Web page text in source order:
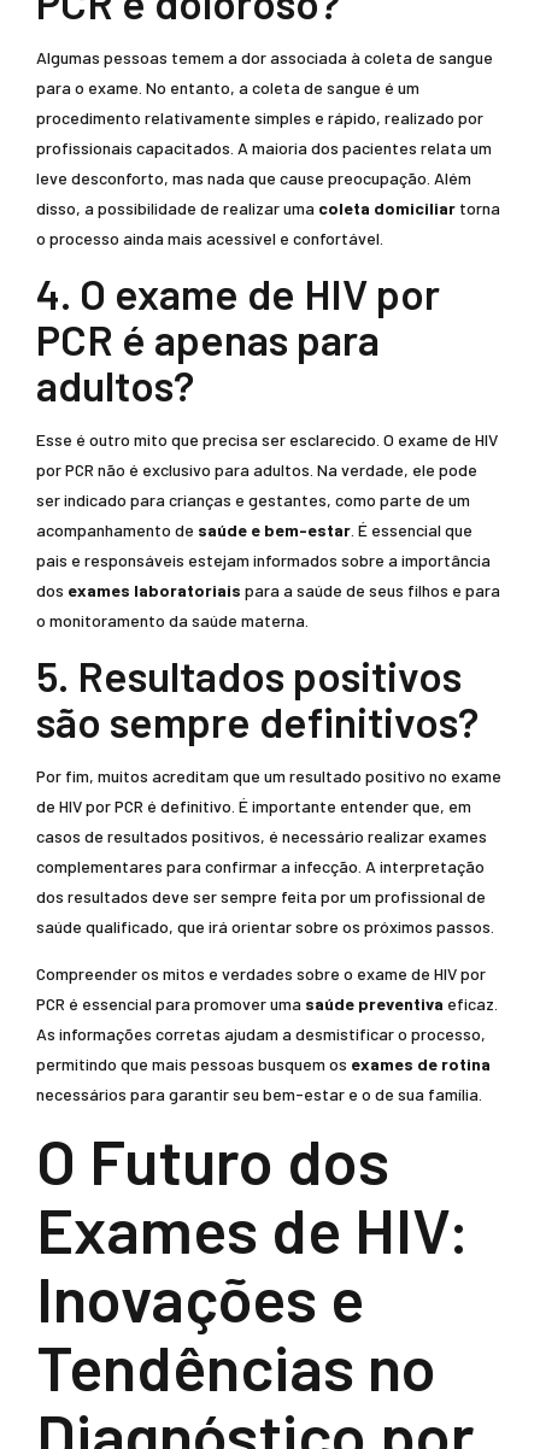
Algumas pessoas temem a dor associada à coleta de sangue
para o exame. No entanto, a coleta de sangue é um
procedimento relativamente simples e rápido, realizado por
profissionais capacitados. A maioria dos pacientes relata um
leve desconforto, mas nada que cause preocupação. Além
disso, a possibilidade de realizar uma coleta domiciliar torna
o processo ainda mais acessível e confortável.
4. O exame de HIV por
PCR é apenas para
adultos?
Esse é outro mito que precisa ser esclarecido. O exame de HIV
por PCR não é exclusivo para adultos. Na verdade, ele pode
ser indicado para crianças e gestantes, como parte de um
acompanhamento de saúde e bem-estar . É essencial que
pais e responsáveis estejam informados sobre a importância
dos exames laboratoriais para a saúde de seus filhos e para
o monitoramento da saúde materna.
5. Resultados positivos
são sempre definitivos?
Por fim, muitos acreditam que um resultado positivo no exame
de HIV por PCR é definitivo. É importante entender que, em
casos de resultados positivos, é necessário realizar exames
complementares para confirmar a infecção. A interpretação
dos resultados deve ser sempre feita por um profissional de
saúde qualificado, que irá orientar sobre os próximos passos.
Compreender os mitos e verdades sobre o exame de HIV por
PCR é essencial para promover uma saúde preventiva eficaz.
As informações corretas ajudam a desmistificar o processo,
permitindo que mais pessoas busquem os exames de rotina
necessários para garantir seu bem-estar e o de sua família.
O Futuro dos
Exames de HIV:
Inovações e
Tendências no